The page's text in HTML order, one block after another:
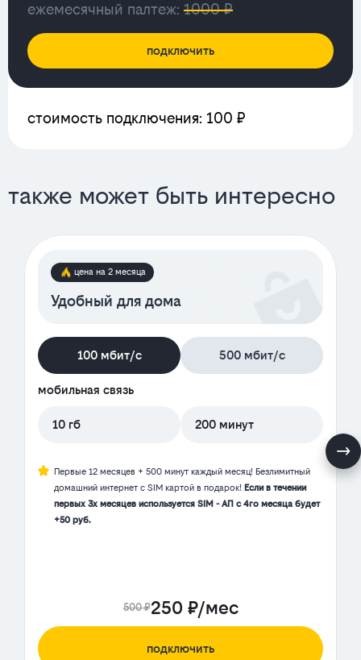
ежемесячный палтеж: 1000 ₽
подключить
стоимость подключения: 100 ₽
также может быть интересно
цена на 2 месяца
Удобный для дома
100 мбит/с 500 мбит/с
мобильная связь
10 гб 200 минут
Первые 12 месяцев + 500 минут каждый месяц! Безлимитный
домашний интернет с SIM картой в подарок! Если в течении
первых 3х месяцев используется SIM - АП с 4го месяца будет
+50 руб.
500 ₽250 ₽/мес
подключить